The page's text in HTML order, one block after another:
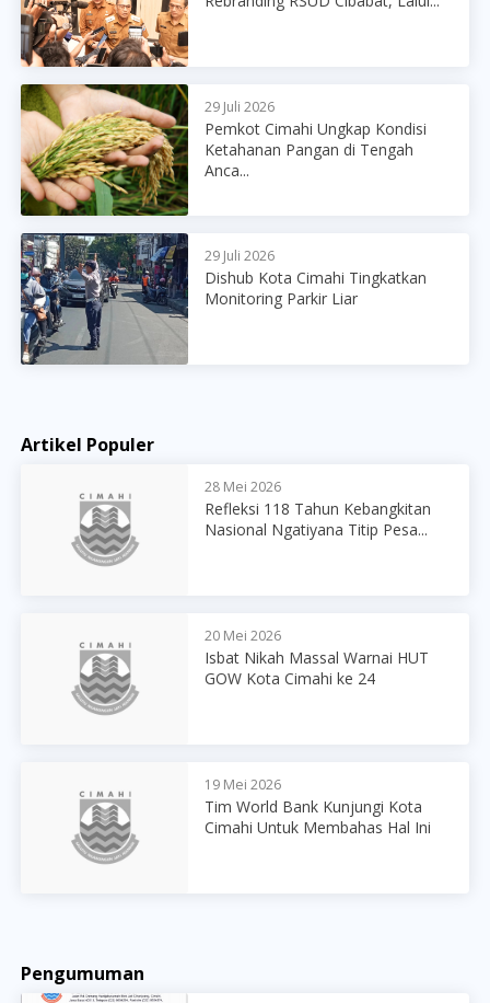
29 Juli 2026
Pemkot Cimahi Ungkap Kondisi
Ketahanan Pangan di Tengah
Anca...
29 Juli 2026
Dishub Kota Cimahi Tingkatkan
Monitoring Parkir Liar
Artikel Populer
28 Mei 2026
Refleksi 118 Tahun Kebangkitan
Nasional Ngatiyana Titip Pesa...
20 Mei 2026
Isbat Nikah Massal Warnai HUT
GOW Kota Cimahi ke 24
19 Mei 2026
Tim World Bank Kunjungi Kota
Cimahi Untuk Membahas Hal Ini
Pengumuman